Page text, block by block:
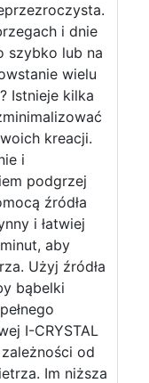
i dnie
szybko lub na
wielu
Istnieje kilka
kreacji.
i
podgrzej
źródła
i łatwiej
aby
Użyj źródła
bąbelki
I-CRYSTAL
od
Im niższa